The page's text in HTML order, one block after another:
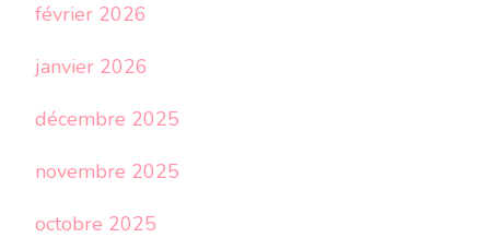
février 2026
janvier 2026
décembre 2025
novembre 2025
octobre 2025